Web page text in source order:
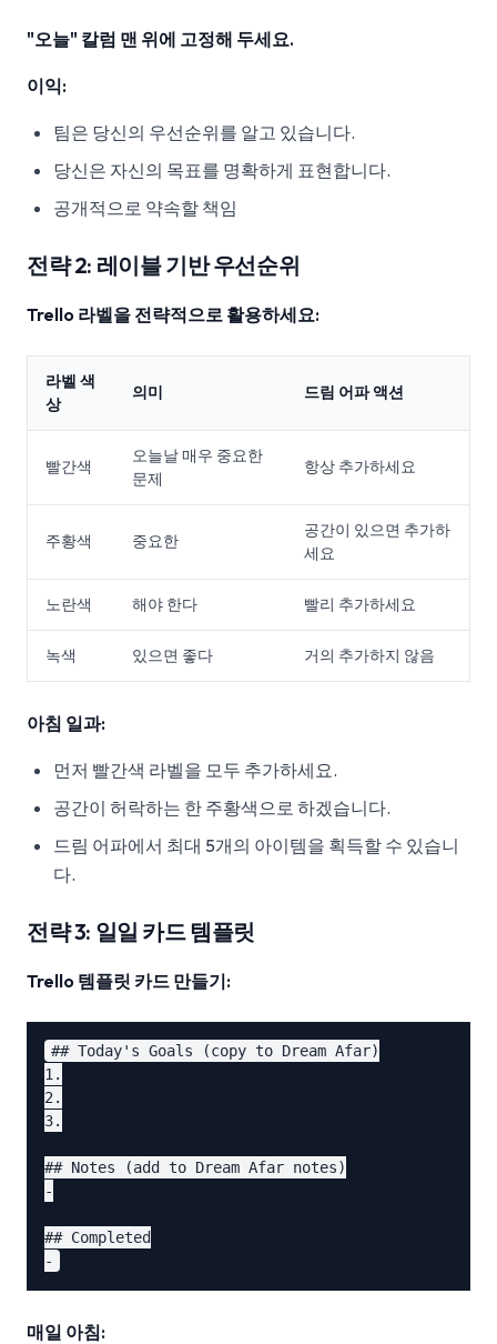
"오늘" 칼럼 맨 위에 고정해 두세요.
이익:
팀은 당신의 우선순위를 알고 있습니다.
당신은 자신의 목표를 명확하게 표현합니다.
공개적으로 약속할 책임
전략 2: 레이블 기반 우선순위
Trello 라벨을 전략적으로 활용하세요:
라벨 색
상
의미 드림 어파 액션
빨간색
오늘날 매우 중요한
문제
항상 추가하세요
주황색 중요한
공간이 있으면 추가하
세요
노란색 해야 한다 빨리 추가하세요
녹색 있으면 좋다 거의 추가하지 않음
아침 일과:
먼저 빨간색 라벨을 모두 추가하세요.
공간이 허락하는 한 주황색으로 하겠습니다.
드림 어파에서 최대 5개의 아이템을 획득할 수 있습니
다.
전략 3: 일일 카드 템플릿
Trello 템플릿 카드 만들기:
## Today's Goals (copy to Dream Afar)
1.
2.
3.
## Notes (add to Dream Afar notes)
-
## Completed
매일 아침: